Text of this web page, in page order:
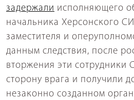
задержали исполняющего
начальника Херсонского
заместителя и
данным следствия, после
вторжения эти
сторону врага и получили
незаконно созданном